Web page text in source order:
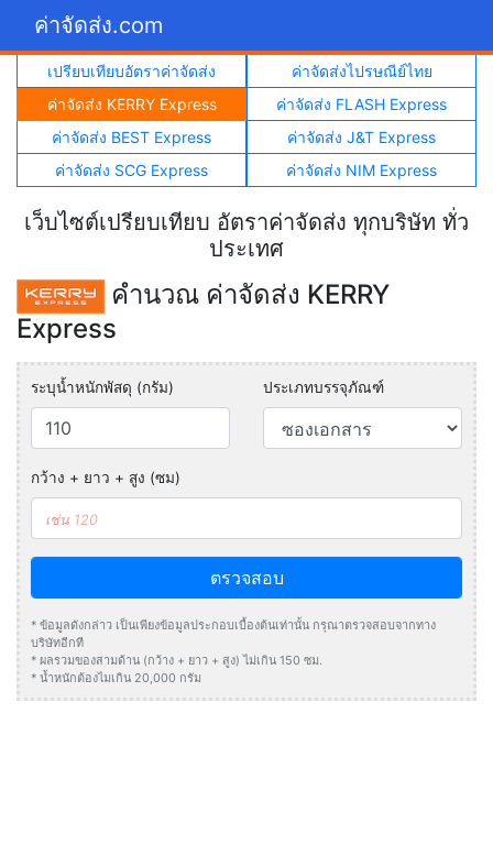
ค่าจัดส่ง.com
เปรียบเทียบอัตราค่าจัดส่ง
ค่าจัดส่งไปรษณีย์ไทย
ค่าจัดส่ง KERRY Express
ค่าจัดส่ง FLASH Express
ค่าจัดส่ง BEST Express
ค่าจัดส่ง J&T Express
ค่าจัดส่ง SCG Express
ค่าจัดส่ง NIM Express
เว็บไซต์เปรียบเทียบ อัตราค่าจัดส่ง ทุกบริษัท ทั่ว
ประเทศ
คำนวณ ค่าจัดส่ง KERRY
Express
ระบุน้ำหนักพัสดุ (กรัม) ประเภทบรรจุภัณฑ์
กว้าง + ยาว + สูง (ซม)
ตรวจสอบ
* ข้อมูลดังกล่าว เป็นเพียงข้อมูลประกอบเบื้องต้นเท่านั้น กรุณาตรวจสอบจากทาง
บริษัทอีกที
* ผลรวมของสามด้าน (กว้าง + ยาว + สูง) ไม่เกิน 150 ซม.
* น้ำหนักต้องไมเกิน 20,000 กรัม